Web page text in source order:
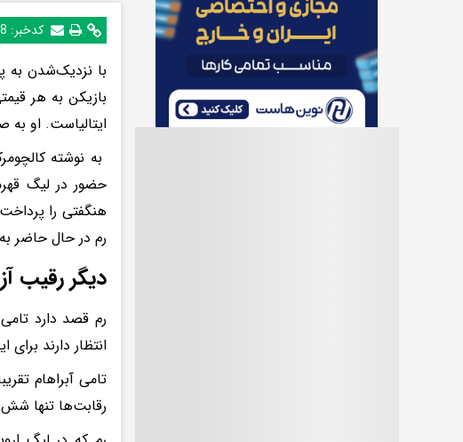
کدخبر:
با نزدیک‌شدن به
بازیکن به هر
ایتالیاست. او
به نوشته
حضور در لیگ
هنگفتی را
رم در حال حاضر
دیگر رقیب
رم قصد دارد تامی
انتظار دارند برای این بازیکن ۲۶ ساله انگلیسی
تامی آبراهام
رقابت‌ها تنها